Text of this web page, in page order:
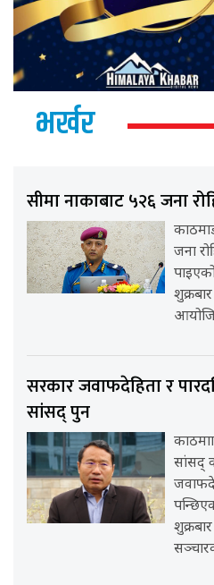
भर्खर
सीमा नाकाबाट ५२६ जना
जना
सरकार जवाफदेहिता र
सांसद् पुन
सांसद्